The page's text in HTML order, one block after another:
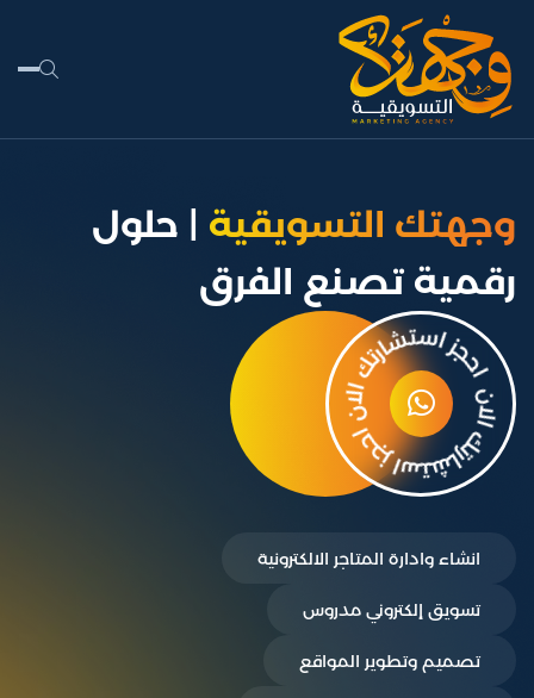
وجهتك التسويقية | حلول
رقمية تصنع الفرق
انشاء وادارة المتاجر الالكترونية
تسويق إلكتروني مدروس
تصميم وتطوير المواقع
الأرشيف: